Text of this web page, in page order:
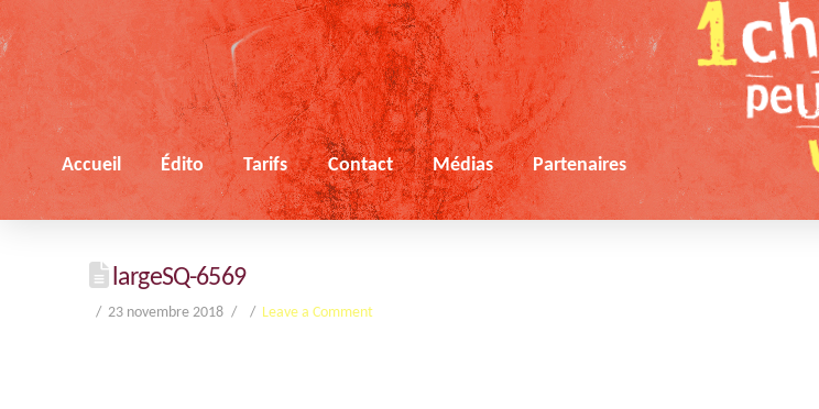
Accueil Édito Tarifs Contact Médias Partenaires
largeSQ-6569
23 novembre 2018 Leave a Comment